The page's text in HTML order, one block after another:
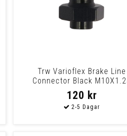
Trw Varioflex Brake Line
Connector Black
Universal Item With
120 kr